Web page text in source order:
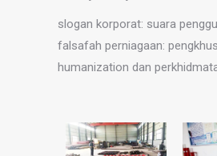
slogan korporat: suara
falsafah perniagaan:
humanization dan